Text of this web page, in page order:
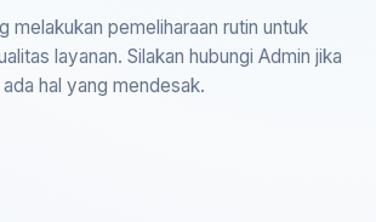
melakukan pemeliharaan rutin untuk
layanan. Silakan hubungi Admin jika
ada hal yang mendesak.